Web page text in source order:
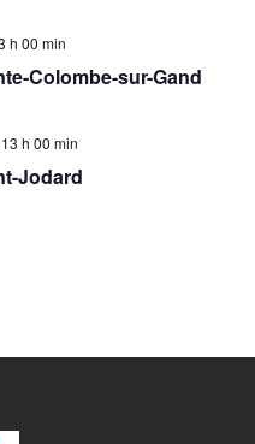
h 00 min
Colombe-sur-Gand
13 h 00 min
Jodard